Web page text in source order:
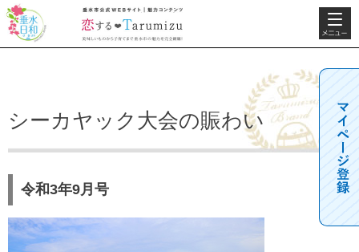
垂水日和
垂水市公式WEBサ
イト 魅力コンテン
ツ 恋するTarumizu
検索・共
通メニュ
ー
シーカヤック大会の賑わい
令和3年9月号